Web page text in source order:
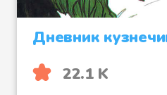
Дневник
22.1 K